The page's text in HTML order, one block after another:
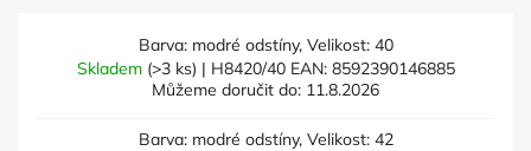
Barva: modré odstíny, Velikost: 40
Skladem (>3 ks) | H8420/40 EAN: 8592390146885
Můžeme doručit do: 11.8.2026
Barva: modré odstíny, Velikost: 42